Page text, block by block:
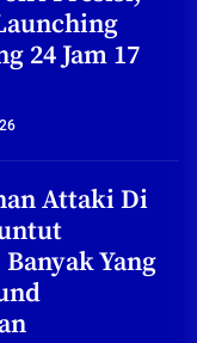
24 Jam 17
Attaki Di
Yang